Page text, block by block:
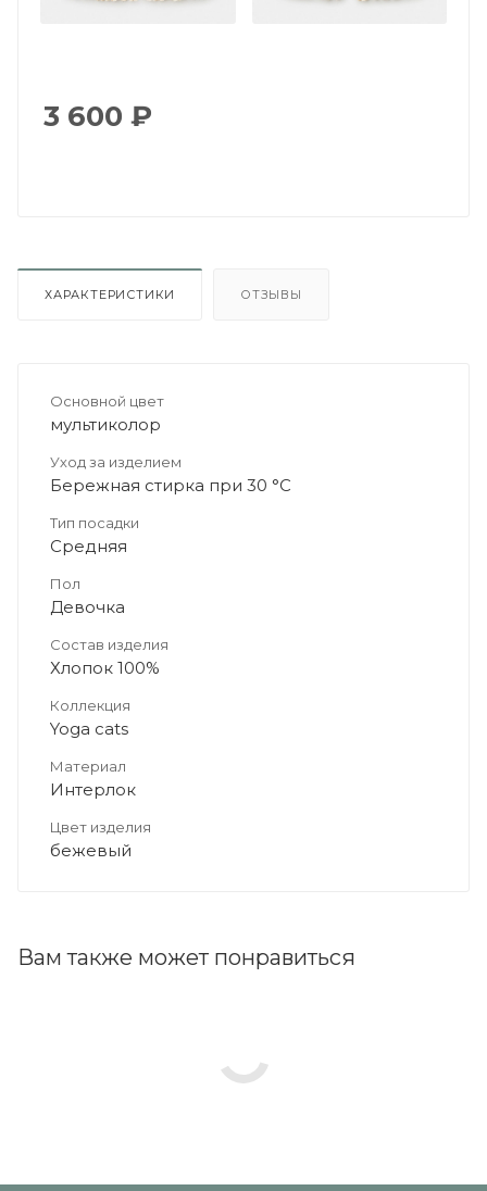
3 600 ₽
ХАРАКТЕРИСТИКИ ОТЗЫВЫ
Основной цвет
мультиколор
Уход за изделием
Бережная стирка при 30 °C
Тип посадки
Средняя
Пол
Девочка
Состав изделия
Хлопок 100%
Коллекция
Yoga cats
Материал
Интерлок
Цвет изделия
бежевый
Вам также может понравиться